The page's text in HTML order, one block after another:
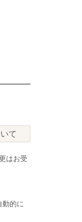
て
はお受
動的に